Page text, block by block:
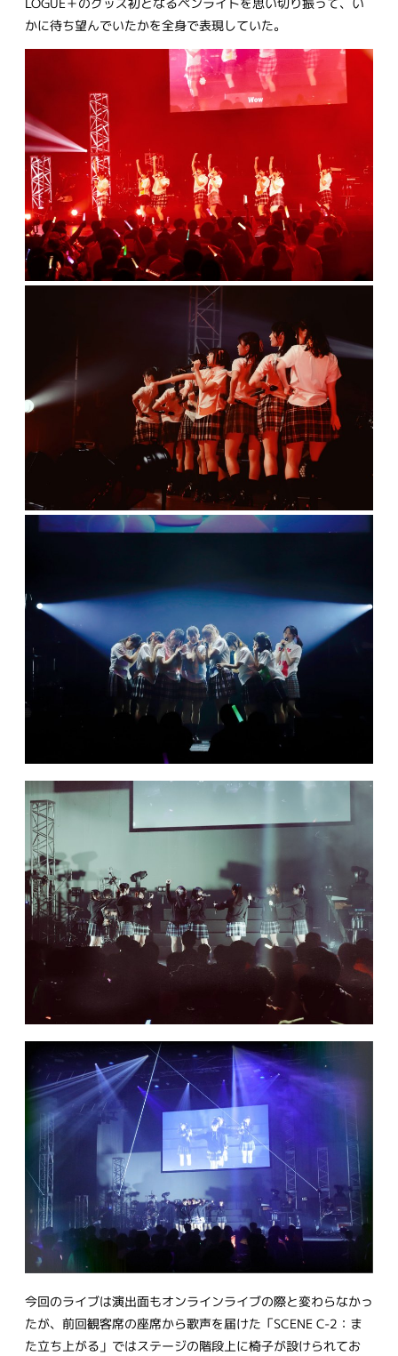
かに待ち望んでいたかを全身で表現していた。
今回のライブは演出面もオンラインライブの際と変わらなかっ
たが、前回観客席の座席から歌声を届けた「SCENE C-2：ま
た立ち上がる」ではステージの階段上に椅子が設けられてお